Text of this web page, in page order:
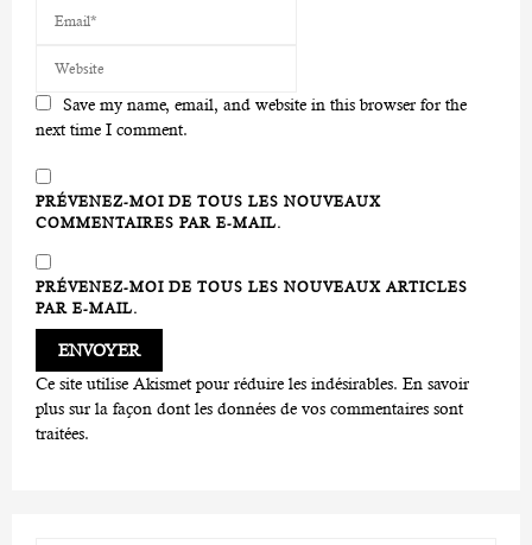
Save my name, email, and website in this browser for the
next time I comment.
PRÉVENEZ-MOI DE TOUS LES NOUVEAUX
COMMENTAIRES PAR E-MAIL.
PRÉVENEZ-MOI DE TOUS LES NOUVEAUX ARTICLES
PAR E-MAIL.
Ce site utilise Akismet pour réduire les indésirables. En savoir
plus sur la façon dont les données de vos commentaires sont
traitées.